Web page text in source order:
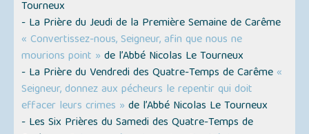
Tourneux
- La Prière du Jeudi de la Première Semaine de Carême
« Convertissez-nous, Seigneur, afin que nous ne
mourions point » de l’Abbé Nicolas Le Tourneux
- La Prière du Vendredi des Quatre-Temps de Carême «
Seigneur, donnez aux pécheurs le repentir qui doit
effacer leurs crimes » de l’Abbé Nicolas Le Tourneux
- Les Six Prières du Samedi des Quatre-Temps de